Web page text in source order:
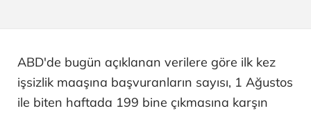
ABD'de bugün açıklanan verilere göre ilk kez
işsizlik maaşına başvuranların sayısı, 1 Ağustos
ile biten haftada 199 bine çıkmasına karşın